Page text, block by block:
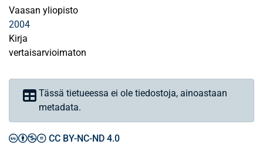
Vaasan yliopisto
2004
Kirja
vertaisarvioimaton
Tässä tietueessa ei ole tiedostoja, ainoastaan
metadata.
CC BY-NC-ND 4.0